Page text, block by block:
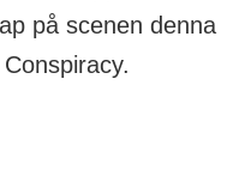
på scenen denna